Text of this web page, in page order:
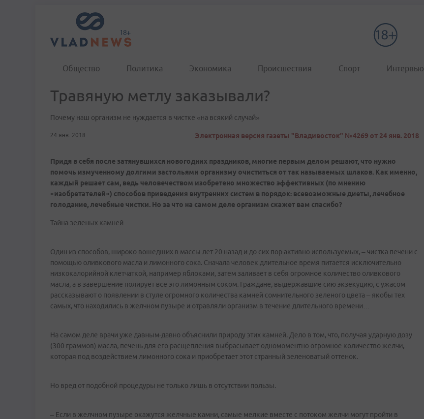
Общество Политика Экономика Происшествия Спорт Интервью
Травяную метлу заказывали?
Почему наш организм не нуждается в чистке «на всякий случай»
24 янв. 2018 Электронная версия газеты "Владивосток" №4269 от 24 янв. 2018
Придя в себя после затянувшихся новогодних праздников, многие первым делом решают, что нужно
помочь измученному долгими застольями организму очиститься от так называемых шлаков. Как именно,
каждый решает сам, ведь человечеством изобретено множество эффективных (по мнению
«изобретателей») способов приведения внутренних систем в порядок: всевозможные диеты, лечебное
голодание, лечебные чистки. Но за что на самом деле организм скажет вам спасибо?
Тайна зеленых камней
Один из способов, широко вошедших в массы лет 20 назад и до сих пор активно используемых, – чистка печени с
помощью оливкового масла и лимонного сока. Сначала человек длительное время питается исключительно
низкокалорийной клетчаткой, например яблоками, затем заливает в себя огромное количество оливкового
масла, а в завершение полирует все это лимонным соком. Граждане, выдержавшие сию экзекуцию, с ужасом
рассказывают о появлении в стуле огромного количества камней сомнительного зеленого цвета – якобы тех
самых, что находились в желчном пузыре и отравляли организм в течение длительного времени…
На самом деле врачи уже давным-давно объяснили природу этих камней. Дело в том, что, получая ударную дозу
(300 граммов) масла, печень для его расщепления выбрасывает одномоментно огромное количество желчи,
которая под воздействием лимонного сока и приобретает этот странный зеленоватый оттенок.
Но вред от подобной процедуры не только лишь в отсутствии пользы.
– Если в желчном пузыре окажутся желчные камни, самые мелкие вместе с потоком желчи могут пройти в